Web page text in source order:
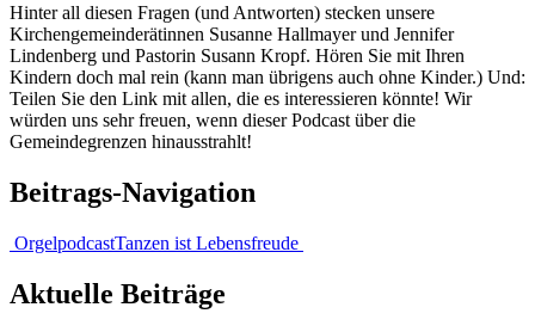
Hinter all diesen Fragen (und Antworten) stecken unsere
Kirchengemeinderätinnen Susanne Hallmayer und Jennifer
Lindenberg und Pastorin Susann Kropf. Hören Sie mit Ihren
Kindern doch mal rein (kann man übrigens auch ohne Kinder.) Und:
Teilen Sie den Link mit allen, die es interessieren könnte! Wir
würden uns sehr freuen, wenn dieser Podcast über die
Gemeindegrenzen hinausstrahlt!
Beitrags-Navigation
OrgelpodcastTanzen ist Lebensfreude
Aktuelle Beiträge